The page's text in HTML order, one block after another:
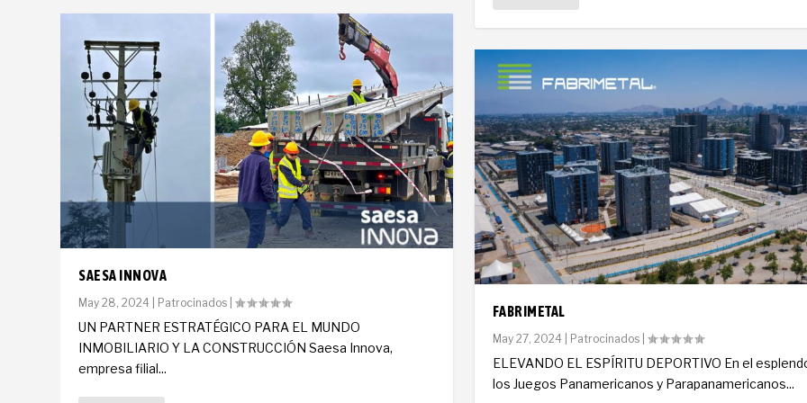
SAESA INNOVA
May 28, 2024 Patrocinados |
UN PARTNER ESTRATÉGICO PARA EL MUNDO
INMOBILIARIO Y LA CONSTRUCCIÓN Saesa Innova,
empresa filial...
FABRIMETAL
May 27, 2024| Patrocinados|
ELEVANDO EL ESPÍRITU DEPORTIVO En el
los Juegos Panamericanos y Parapanamericanos...